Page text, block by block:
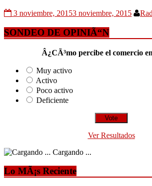
3 noviembre, 20153 noviembre, 2015
SONDEO DE OPINIÃ“N
Â¿CÃ³mo percibe el comercio
Muy activo
Activo
Poco activo
Deficiente
Ver Resultados
Cargando ...
Lo MÃ¡s Reciente